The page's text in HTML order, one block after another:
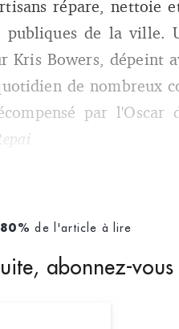
répare, nettoie
de la ville.
Bowers, dépeint
de nombreux
par
80% de l'article à lire
abonnez-vous